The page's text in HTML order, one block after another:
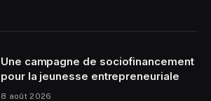
Une campagne de sociofinancement
pour la jeunesse entrepreneuriale
8 août 2026